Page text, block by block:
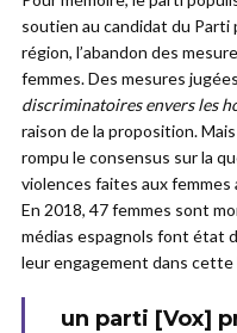
soutien au candidat du Parti
région, l’abandon des
femmes. Des mesures jugées
discriminatoires envers les
raison de la proposition.
rompu le consensus sur la
violences faites aux femmes
En 2018, 47 femmes sont
médias espagnols font état
leur engagement dans
un parti [Vox]